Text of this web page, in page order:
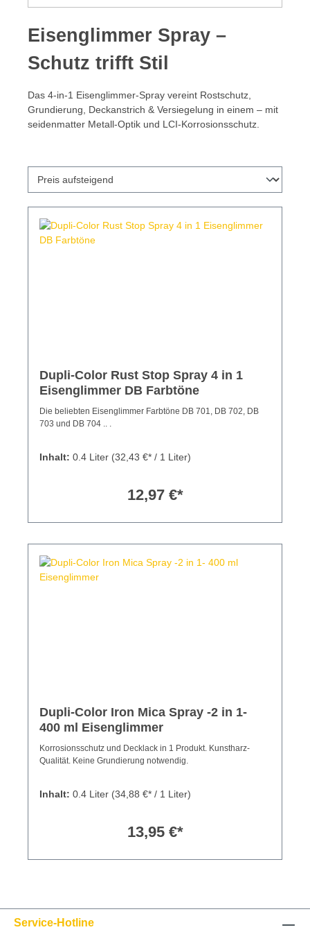
Eisenglimmer Spray –
Schutz trifft Stil
Das 4‑in‑1 Eisenglimmer-Spray vereint Rostschutz,
Grundierung, Deckanstrich & Versiegelung in einem – mit
seidenmatter Metall-Optik und LCI-Korrosionsschutz.
Dupli-Color Rust Stop Spray 4 in 1
Eisenglimmer DB Farbtöne
Die beliebten Eisenglimmer Farbtöne DB 701, DB 702, DB
703 und DB 704 .. .
Inhalt: 0.4 Liter (32,43 €* / 1 Liter)
12,97 €*
Dupli-Color Iron Mica Spray -2 in 1-
400 ml Eisenglimmer
Korrosionsschutz und Decklack in 1 Produkt. Kunstharz-
Qualität. Keine Grundierung notwendig.
Inhalt: 0.4 Liter (34,88 €* / 1 Liter)
13,95 €*
Service-Hotline